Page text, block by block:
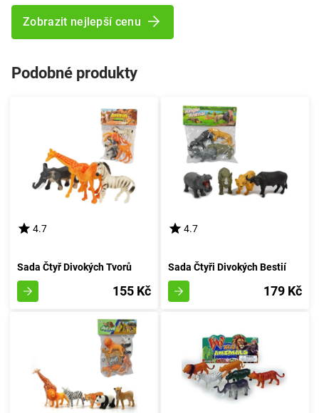
Zobrazit nejlepší cenu
Podobné produkty
4.7
Sada Čtyř Divokých Tvorů
155 Kč
4.7
Sada Čtyři Divokých Bestií
179 Kč